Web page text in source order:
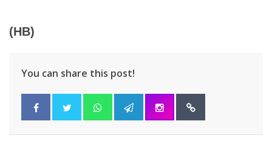
(HB)
You can share this post!